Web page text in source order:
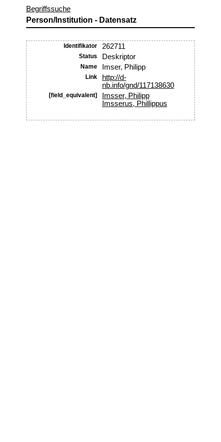
Begriffssuche
Person/Institution - Datensatz
Identifikator 262711
Status Deskriptor
Name Imser, Philipp
Link
http://d-
nb.info/gnd/117138630
[field_equivalent]
Imsser, Philipp
Imsserus, Phillippus